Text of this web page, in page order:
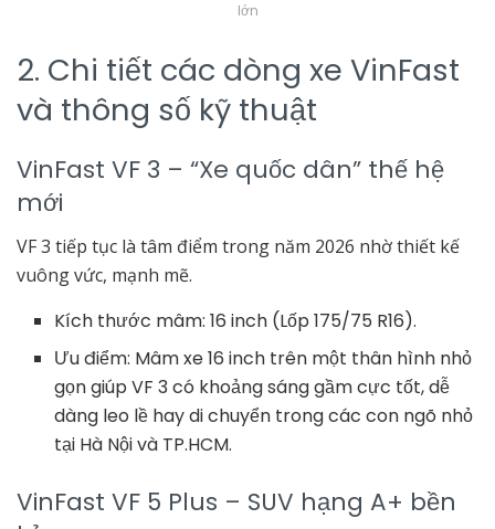
lớn
2. Chi tiết các dòng xe VinFast
và thông số kỹ thuật
VinFast VF 3 – “Xe quốc dân” thế hệ
mới
VF 3 tiếp tục là tâm điểm trong năm 2026 nhờ thiết kế
vuông vức, mạnh mẽ.
Kích thước mâm: 16 inch (Lốp 175/75 R16).
Ưu điểm: Mâm xe 16 inch trên một thân hình nhỏ
gọn giúp VF 3 có khoảng sáng gầm cực tốt, dễ
dàng leo lề hay di chuyển trong các con ngõ nhỏ
tại Hà Nội và TP.HCM.
VinFast VF 5 Plus – SUV hạng A+ bền